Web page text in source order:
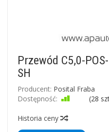
Przewód C5,0-
SH
Producent: Posital Fraba
Dostępność:
(28
Historia ceny